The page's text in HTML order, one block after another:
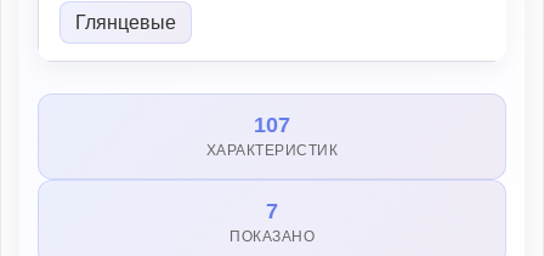
Глянцевые
107
ХАРАКТЕРИСТИК
7
ПОКАЗАНО